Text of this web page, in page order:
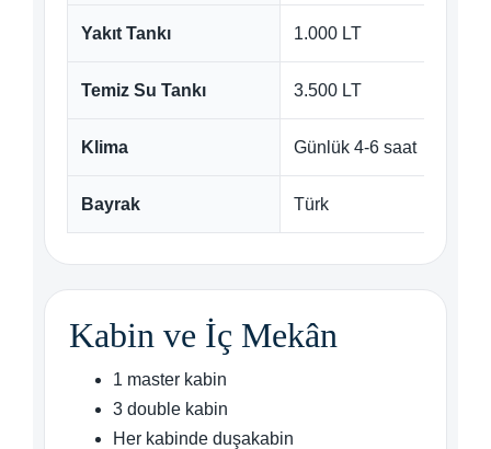
Yakıt Tankı 1.000 LT
Temiz Su Tankı 3.500 LT
Klima Günlük 4-6 saat
Bayrak Türk
Kabin ve İç Mekân
1 master kabin
3 double kabin
Her kabinde duşakabin